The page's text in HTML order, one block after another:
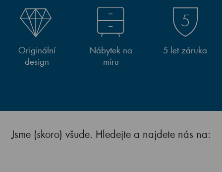
Originální
design
Nábytek na
míru
5 let záruka
Jsme (skoro) všude. Hledejte a najdete nás na: